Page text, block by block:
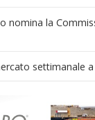
nomina la
settimanale